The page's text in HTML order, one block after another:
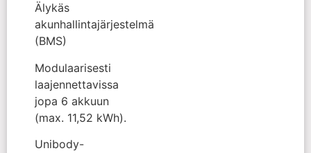
Älykäs
akunhallintajärjestelmä
(BMS)
Modulaarisesti
laajennettavissa
jopa 6 akkuun
(max. 11,52 kWh).
Unibody-